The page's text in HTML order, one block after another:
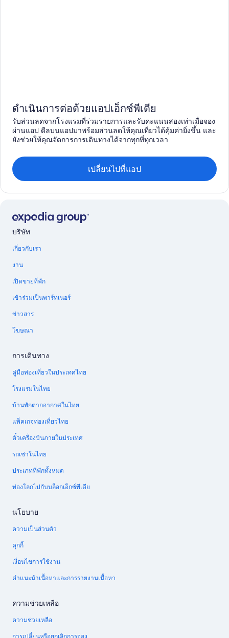
ดำเนินการต่อด้วยแอปเอ็กซ์พีเดีย
รับส่วนลดจากโรงแรมที่ร่วมรายการและรับคะแนนสองเท่าเมื่อจอง
ผ่านแอป ดีลบนแอปมาพร้อมส่วนลดให้คุณเที่ยวได้คุ้มค่ายิ่งขึ้น และ
ยังช่วยให้คุณจัดการการเดินทางได้จากทุกที่ทุกเวลา
เปลี่ยนไปที่แอป
บริษัท
เกี่ยวกับเรา
งาน
เปิดขายที่พัก
เข้าร่วมเป็นพาร์ทเนอร์
ข่าวสาร
โฆษณา
การเดินทาง
คู่มือท่องเที่ยวในประเทศไทย
โรงแรมในไทย
บ้านพักตากอากาศในไทย
แพ็คเกจท่องเที่ยวไทย
ตั๋วเครื่องบินภายในประเทศ
รถเช่าในไทย
ประเภทที่พักทั้งหมด
ท่องโลกไปกับบล็อกเอ็กซ์พีเดีย
นโยบาย
ความเป็นส่วนตัว
คุกกี้
เงื่อนไขการใช้งาน
คำแนะนำเนื้อหาและการรายงานเนื้อหา
ความช่วยเหลือ
ความช่วยเหลือ
การเปลี่ยนหรือยกเลิกการจอง